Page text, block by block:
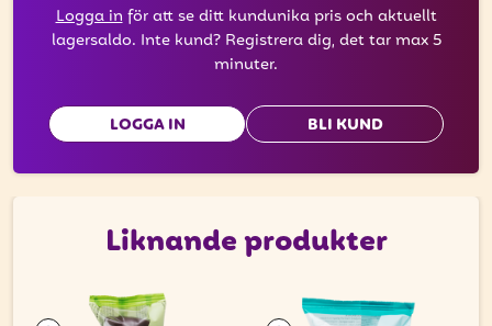
Logga inför att se ditt kundunika pris och aktuellt
lagersaldo. Inte kund? Registrera dig, det tar max 5
minuter.
LOGGA IN BLI KUND
Liknande produkter